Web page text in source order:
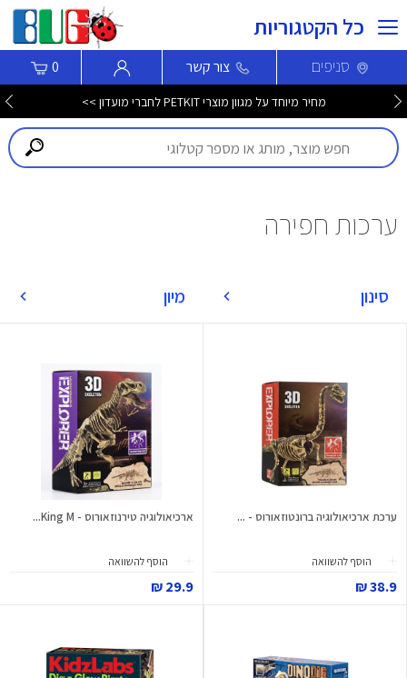
כל הקטגוריות
סניפים צור קשר 0
מחיר מיוחד על מגוון מוצרי PETKIT לחברי מועדון >>
ערכות חפירה
סינון מיון
ערכת ארכיאולוגיה ברונטוזאורוס - ...
הוסף להשוואה
38.9 ₪
ארכיאולוגיה טירנוזאורוס - King M...
הוסף להשוואה
29.9 ₪